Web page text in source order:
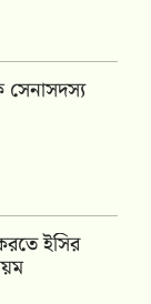
সেনাসদস্য
ইসির